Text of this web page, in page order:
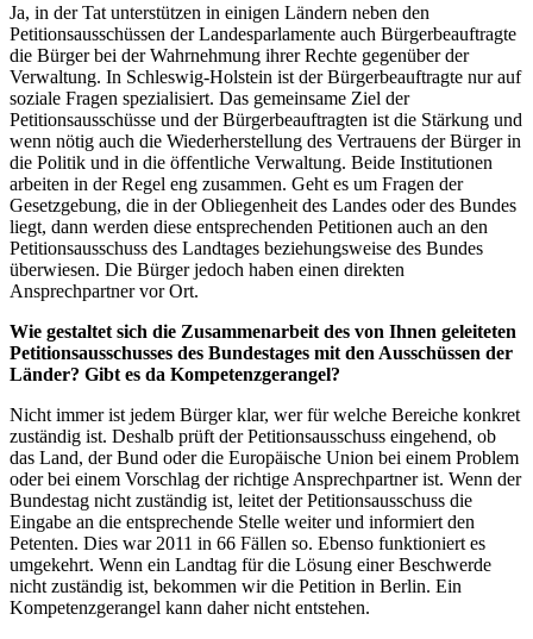
Ja, in der Tat unterstützen in einigen Ländern neben den
Petitionsausschüssen der Landesparlamente auch Bürgerbeauftragte
die Bürger bei der Wahrnehmung ihrer Rechte gegenüber der
Verwaltung. In Schleswig-Holstein ist der Bürgerbeauftragte nur auf
soziale Fragen spezialisiert. Das gemeinsame Ziel der
Petitionsausschüsse und der Bürgerbeauftragten ist die Stärkung und
wenn nötig auch die Wiederherstellung des Vertrauens der Bürger in
die Politik und in die öffentliche Verwaltung. Beide Institutionen
arbeiten in der Regel eng zusammen. Geht es um Fragen der
Gesetzgebung, die in der Obliegenheit des Landes oder des Bundes
liegt, dann werden diese entsprechenden Petitionen auch an den
Petitionsausschuss des Landtages beziehungsweise des Bundes
überwiesen. Die Bürger jedoch haben einen direkten
Ansprechpartner vor Ort.
Wie gestaltet sich die Zusammenarbeit des von Ihnen geleiteten
Petitionsausschusses des Bundestages mit den Ausschüssen der
Länder? Gibt es da Kompetenzgerangel?
Nicht immer ist jedem Bürger klar, wer für welche Bereiche konkret
zuständig ist. Deshalb prüft der Petitionsausschuss eingehend, ob
das Land, der Bund oder die Europäische Union bei einem Problem
oder bei einem Vorschlag der richtige Ansprechpartner ist. Wenn der
Bundestag nicht zuständig ist, leitet der Petitionsausschuss die
Eingabe an die entsprechende Stelle weiter und informiert den
Petenten. Dies war 2011 in 66 Fällen so. Ebenso funktioniert es
umgekehrt. Wenn ein Landtag für die Lösung einer Beschwerde
nicht zuständig ist, bekommen wir die Petition in Berlin. Ein
Kompetenzgerangel kann daher nicht entstehen.